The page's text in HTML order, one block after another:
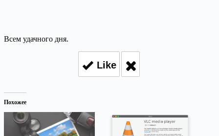
Всем удачного дня.
Like
Похожее